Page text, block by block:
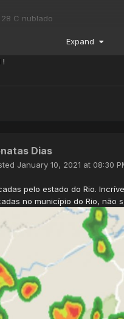
C nublado
29 C parcialmente nublado
horário e Campo Grande um
Porto Alegre tá mais quente
Expand
!
Dias
January 10, 2021 at 08:30
pelo estado do Rio.
no município do Rio, não